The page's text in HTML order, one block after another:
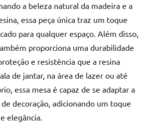
a beleza natural da madeira e a
essa peça única traz um toque
para qualquer espaço. Além disso,
proporciona uma durabilidade
e resistência que a resina
de jantar, na área de lazer ou até
essa mesa é capaz de se adaptar a
decoração, adicionando um toque
elegância.